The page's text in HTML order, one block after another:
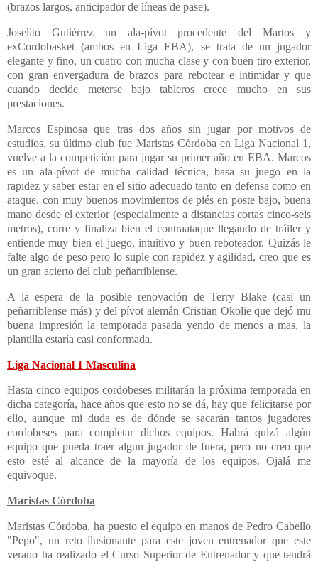
(brazos largos, anticipador de líneas de pase).
Joselito Gutiérrez un ala-pívot procedente del Martos y
exCordobasket (ambos en Liga EBA), se trata de un jugador
elegante y fino, un cuatro con mucha clase y con buen tiro exterior,
con gran envergadura de brazos para rebotear e intimidar y que
cuando decide meterse bajo tableros crece mucho en sus
prestaciones.
Marcos Espinosa que tras dos años sin jugar por motivos de
estudios, su último club fue Maristas Córdoba en Liga Nacional 1,
vuelve a la competición para jugar su primer año en EBA. Marcos
es un ala-pívot de mucha calidad técnica, basa su juego en la
rapidez y saber estar en el sitio adecuado tanto en defensa como en
ataque, con muy buenos movimientos de piés en poste bajo, buena
mano desde el exterior (especialmente a distancias cortas cinco-seis
metros), corre y finaliza bien el contraataque llegando de tráiler y
entiende muy bien el juego, intuitivo y buen reboteador. Quizás le
falte algo de peso pero lo suple con rapidez y agilidad, creo que es
un gran acierto del club peñarriblense.
A la espera de la posible renovación de Terry Blake (casi un
peñarriblense más) y del pívot alemán Cristian Okolie que dejó mu
buena impresión la temporada pasada yendo de menos a mas, la
plantilla estaría casi conformada.
Liga Nacional 1 Masculina
Hasta cinco equipos cordobeses militarán la próxima temporada en
dicha categoría, hace años que esto no se dá, hay que felicitarse por
ello, aunque mi duda es de dónde se sacarán tantos jugadores
cordobeses para completar dichos equipos. Habrá quizá algún
equipo que pueda traer algun jugador de fuera, pero no creo que
esto esté al alcance de la mayoría de los equipos. Ojalá me
equivoque.
Maristas Córdoba
Maristas Córdoba, ha puesto el equipo en manos de Pedro Cabello
"Pepo", un reto ilusionante para este joven entrenador que este
verano ha realizado el Curso Superior de Entrenador y que tendrá